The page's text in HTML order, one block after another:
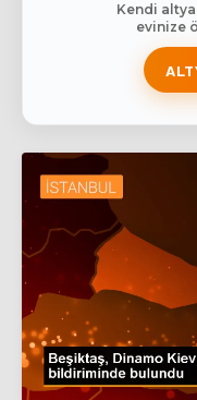
Kendi
evinize